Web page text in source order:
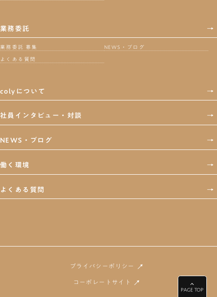
業務委託 →
業務委託 募集 NEWS・ブログ
よくある質問
colyについて →
社員インタビュー・対談 →
NEWS・ブログ →
働く環境 →
よくある質問 →
PAGE TOP
プライバシーポリシー →
コーポレートサイト →